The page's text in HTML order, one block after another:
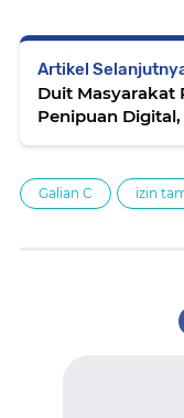
Artikel
Duit Masyarakat
Penipuan
Galian C izin